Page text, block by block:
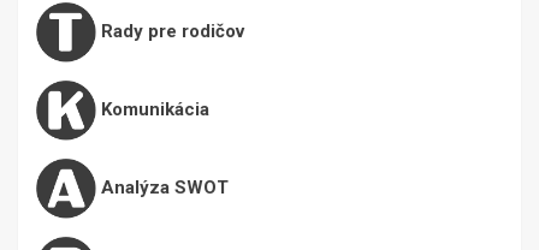
Rady pre rodičov
Komunikácia
Analýza SWOT